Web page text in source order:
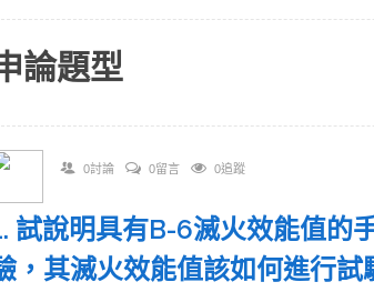
論題型
0討論 0留言 0追蹤
試說明具有B-6滅火效能值的
，其滅火效能值該如何進行試